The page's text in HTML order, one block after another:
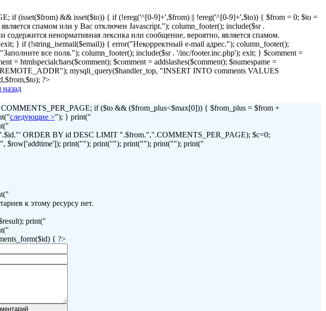
if (isset($from) && isset($to)) { if (!ereg('^[0-9]+',$from) || !ereg('^[0-9]+',$to)) { $from = 0; $to =
спамом или у Вас отключен Javascript."); column_footer(); include($sr .
ненормативная лексика или сообщение, вероятно, является спамом.
} if (!string_isemail($email)) { error("Некорректный e-mail адрес."); column_footer();
все поля."); column_footer(); include($sr . '/inc/footer.inc.php'); exit; } $comment =
= htmlspecialchars($comment); $comment = addslashes($comment); $numespame =
mysqli_query($handler_top, "INSERT INTO comments VALUES
?>
назад
if ($to && ($from_plus<$max[0])) { $from_plus = $from +
следующие >"); } print("
ORDER BY id DESC LIMIT ".$from.",".COMMENTS_PER_PAGE); $c=0;
$row['addtime']); print(""); print(""); print(""); print(""); print("
к этому ресурсу нет.
print("
{ ?>